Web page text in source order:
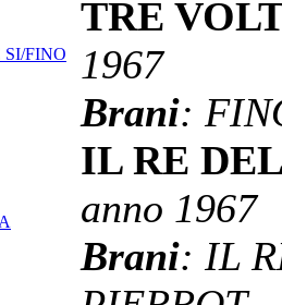
TRE
1967
Brani:
IL RE
anno 1967
Brani: IL